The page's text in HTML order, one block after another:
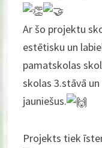
Ar šo projektu
estētisku un
pamatskolas
skolas 3.stāvā
jauniešus.
Projekts tiek